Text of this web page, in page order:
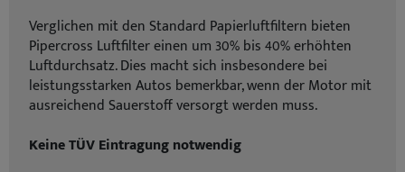
Verglichen mit den Standard Papierluftfiltern bieten
Pipercross Luftfilter einen um 30% bis 40% erhöhten
Luftdurchsatz. Dies macht sich insbesondere bei
leistungsstarken Autos bemerkbar, wenn der Motor mit
ausreichend Sauerstoff versorgt werden muss.
Keine TÜV Eintragung notwendig